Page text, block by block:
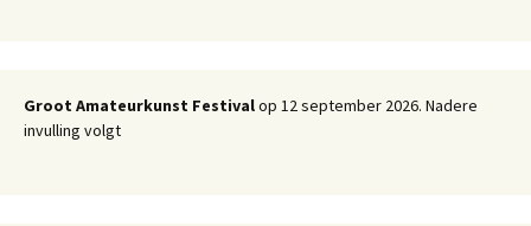
Groot Amateurkunst Festivalop 12 september 2026. Nadere
invulling volgt